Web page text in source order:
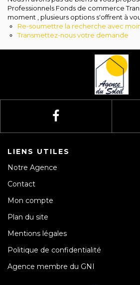
Avis clients
Professionnels Fonds de commerce
moment , plusieurs options s'offrent à
Re-soumettre la recherche avec
Transmettez-nous votre demande
LIENS UTILES
Notre Agence
Contact
Mon compte
Plan du site
Mentions légales
Politique de confidentialité
Agence membre du GNI